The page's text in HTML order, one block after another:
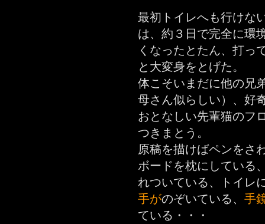
最初トイレへも行けな
は、約３日で完全に環
くなったとたん、打っ
と大変身をとげた。
体こそいまだに他の兄
母さん似らしい）、好
おとなしい先輩猫のフ
つきまとう。
原稿を描けばペンをさ
ボードを枕にしている
れついている、トイレ
手がのぞいている、 手
ている・・・